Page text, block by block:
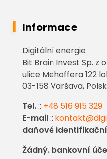
Informace
Digitální energie
Bit Brain Invest Sp. z o
ulice Mehoffera 122
03-158 Varšava,
Tel.:: +48 516 915 329
E-mail::
daňové
Žádný. bankovní